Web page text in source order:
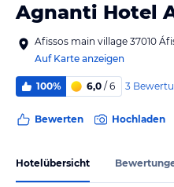
Agnanti Hotel
Afissos main village 37010
Auf Karte anzeigen
100% 6,0 / 6 3
Bewerten Hochladen
Hotelübersicht